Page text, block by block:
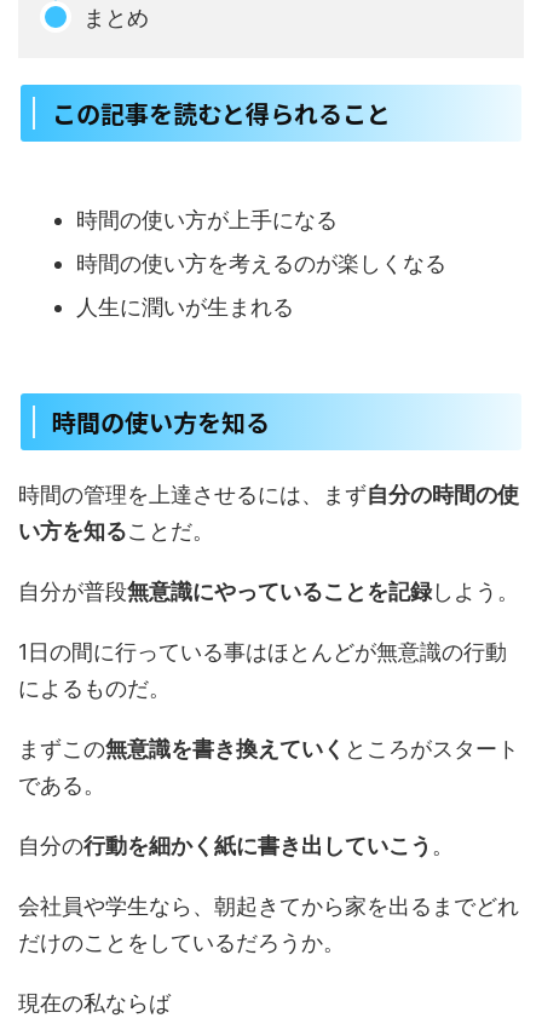
まとめ
この記事を読むと得られること
時間の使い方が上手になる
時間の使い方を考えるのが楽しくなる
人生に潤いが生まれる
時間の使い方を知る
時間の管理を上達させるには、まず自分の時間の使
い方を知ることだ。
自分が普段無意識にやっていることを記録しよう。
1日の間に行っている事はほとんどが無意識の行動
によるものだ。
まずこの無意識を書き換えていく ところがスタート
である。
自分の行動を細かく紙に書き出していこう 。
会社員や学生なら、朝起きてから家を出るまでどれ
だけのことをしているだろうか。
現在の私ならば